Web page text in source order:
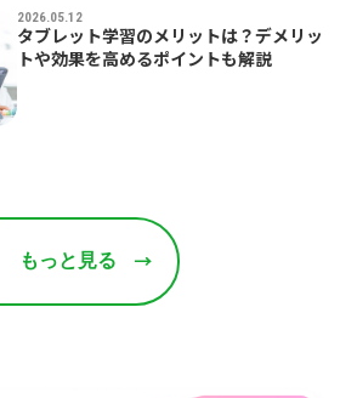
2026.05.12
タブレット学習のメリットは？デメリッ
トや効果を高めるポイントも解説
もっと見る